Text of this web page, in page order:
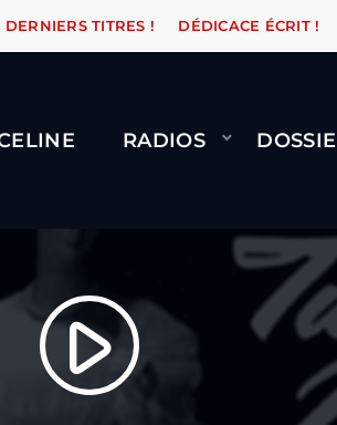
WARÉTRO ORANGE ROAD QUI
DERNIERS TITRES ! DÉDICACE ÉCRIT !
RADIOS
play_arrow